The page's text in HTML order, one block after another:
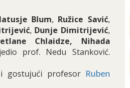
Blum, Ružice Savić,
, Dunje Dimitrijević,
Chlaidze, Nihada
prof. Nedu Stanković.
gostujući profesor Ruben